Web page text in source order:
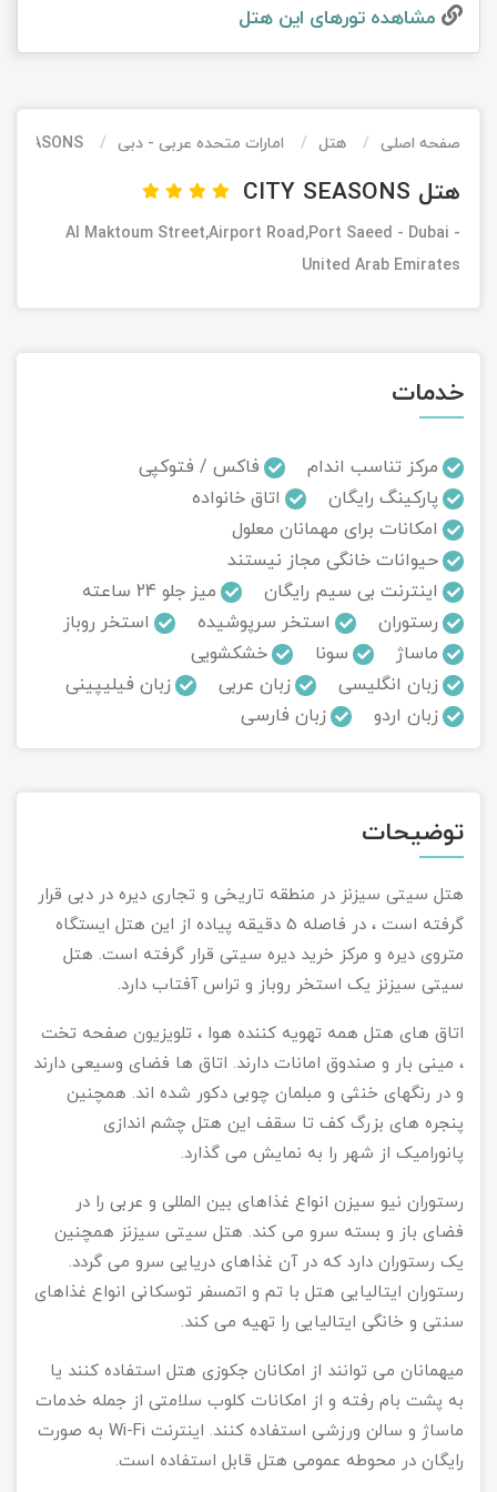
مشاهده تور‌های این هتل
صفحه اصلی هتل امارات متحده عربی - دبی SEASONS
هتل CITY SEASONS
Al Maktoum Street,Airport Road,Port Saeed - Dubai -
United Arab Emirates
خدمات
مرکز تناسب اندام
فاکس / فتوکپی
پارکینگ رایگان
اتاق خانواده
امکانات برای مهمانان معلول
حیوانات خانگی مجاز نیستند
اینترنت بی سیم رایگان
میز جلو 24 ساعته
رستوران
استخر سرپوشیده
استخر روباز
ماساژ
سونا
خشکشویی
زبان انگلیسی
زبان عربی
زبان فیلیپینی
زبان اردو
زبان فارسی
توضیحات
هتل سیتی سیزنز در منطقه تاریخی و تجاری دیره در دبی قرار
گرفته است ، در فاصله 5 دقیقه پیاده از این هتل ایستگاه
متروی دیره و مرکز خرید دیره سیتی قرار گرفته است. هتل
سیتی سیزنز یک استخر روباز و تراس آفتاب دارد.
اتاق های هتل همه تهویه کننده هوا ، تلویزیون صفحه تخت
، مینی بار و صندوق امانات دارند. اتاق ها فضای وسیعی دارند
و در رنگهای خنثی و مبلمان چوبی دکور شده اند. همچنین
پنجره های بزرگ کف تا سقف این هتل چشم اندازی
پانورامیک از شهر را به نمایش می گذارد.
رستوران نیو سیزن انواع غذاهای بین المللی و عربی را در
فضای باز و بسته سرو می کند. هتل سیتی سیزنز همچنین
یک رستوران دارد که در آن غذاهای دریایی سرو می گردد.
رستوران ایتالیایی هتل با تم و اتمسفر توسکانی انواع غذاهای
سنتی و خانگی ایتالیایی را تهیه می کند.
میهمانان می توانند از امکانان جکوزی هتل استفاده کنند یا
به پشت بام رفته و از امکانات کلوب سلامتی از جمله خدمات
ماساژ و سالن ورزشی استفاده کنند. اینترنت Wi-Fi به صورت
رایگان در محوطه عمومی هتل قابل استفاده است.
تور کویر کاراکال
تور کویر مصر
تور کویر ابوزیدآباد
تور گلستان
تور سوباتان
تور چابهار
تور مرداب هسل
تور کاشان
تور کیش از ساری
اقساطی
تور کیش از بندرعباس
اقساطی
تور قزاقستان اقساطی
تور زیارتی اقساطی